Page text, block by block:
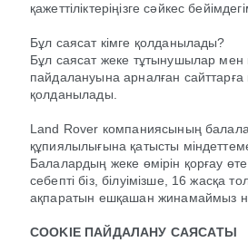
қажеттіліктеріңізге сәйкес
Бұл саясат кімге қолданылады?
Бұл саясат жеке тұтынушылар мен
пайдалануына арналған сайттарға
қолданылады.
Land Rover компаниясының
құпиялылығына қатысты
Балалардың жеке өмірін қорғау
себепті біз, білуімізше, 16 жасқа
ақпаратын ешқашан жинамаймыз
COOKIE ПАЙДАЛАНУ САЯСАТЫ